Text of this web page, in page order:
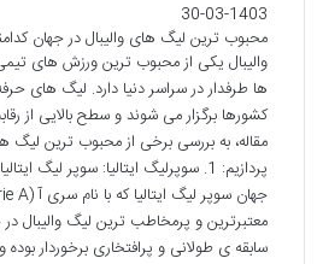
30-03-1403
محبوب ترین لیگ های والیبال در جهان
والیبال یکی از محبوب ترین ورزش های
ها طرفدار در سراسر دنیا دارد. لیگ های
کشورها برگزار می شوند و سطح بالایی از
مقاله، به بررسی برخی از محبوب ترین لیگ
پردازیم: 1. سوپرلیگ ایتالیا: سوپر لیگ
معتبرترین و پرمخاطب ترین لیگ والیبال
سابقه ی طولانی و پرافتخاری برخوردار بوده